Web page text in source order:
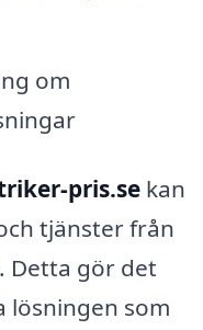
om
pris.se kan
tjänster från
Detta gör det
lösningen som